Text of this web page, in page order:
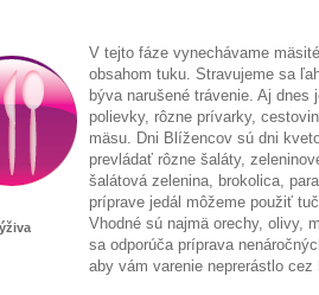
V tejto fáze vynechávame
obsahom tuku. Stravujeme sa
býva narušené trávenie. Aj dnes
polievky, rôzne prívarky,
mäsu. Dni Blížencov sú dni
prevládať rôzne šaláty,
šalátová zelenina, brokolica,
príprave jedál môžeme použiť
Vhodné sú najmä orechy, olivy,
sa odporúča príprava
aby vám varenie neprerástlo cez